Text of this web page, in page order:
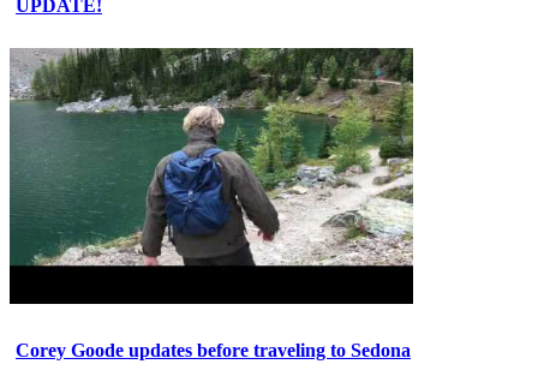
UPDATE!
Corey Goode updates before traveling to Sedona